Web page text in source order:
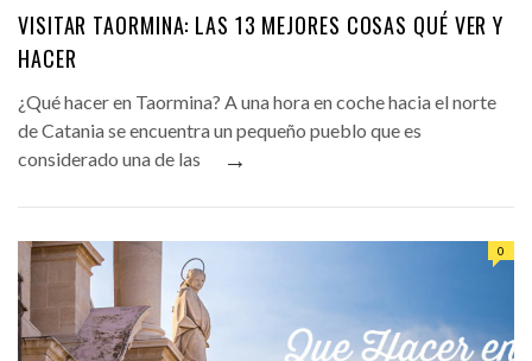
VISITAR TAORMINA: LAS 13 MEJORES COSAS QUÉ VER Y
HACER
¿Qué hacer en Taormina? A una hora en coche hacia el norte
de Catania se encuentra un pequeño pueblo que es
considerado una de las
→
0